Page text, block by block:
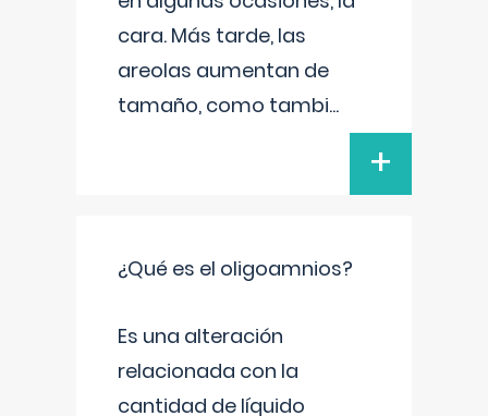
cara. Más tarde, las
areolas aumentan de
tamaño, como tambi...
+
¿Qué es el oligoamnios?
Es una alteración
relacionada con la
cantidad de líquido